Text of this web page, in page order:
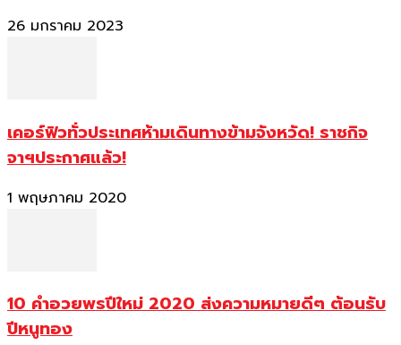
26 มกราคม 2023
เคอร์ฟิวทั่วประเทศห้ามเดินทางข้ามจังหวัด! ราชกิจ
จาฯประกาศแล้ว!
1 พฤษภาคม 2020
10 คำอวยพรปีใหม่ 2020 ส่งความหมายดีๆ ต้อนรับ
ปีหนูทอง